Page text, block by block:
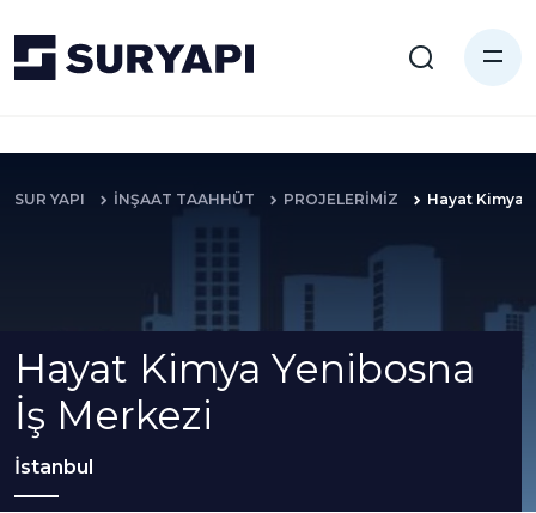
SUR YAPI İNŞAAT TAAHHÜT PROJELERİMİZ Hayat Kimya
Hayat Kimya Yenibosna
İş Merkezi
İstanbul